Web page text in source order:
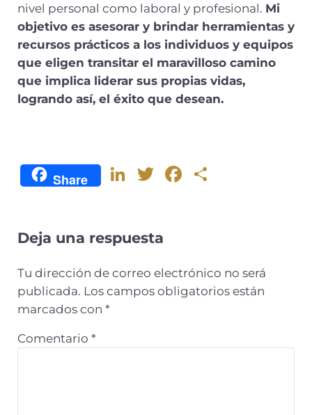
nivel personal como laboral y profesional. Mi
objetivo es asesorar y brindar herramientas y
recursos prácticos a los individuos y equipos
que eligen transitar el maravilloso camino
que implica liderar sus propias vidas,
logrando así, el éxito que desean.
Share
Li
e
n
T
te
r
F
b
o
o
ti
Deja una respuesta
Tu dirección de correo electrónico no será
publicada. Los campos obligatorios están
marcados con *
Comentario *